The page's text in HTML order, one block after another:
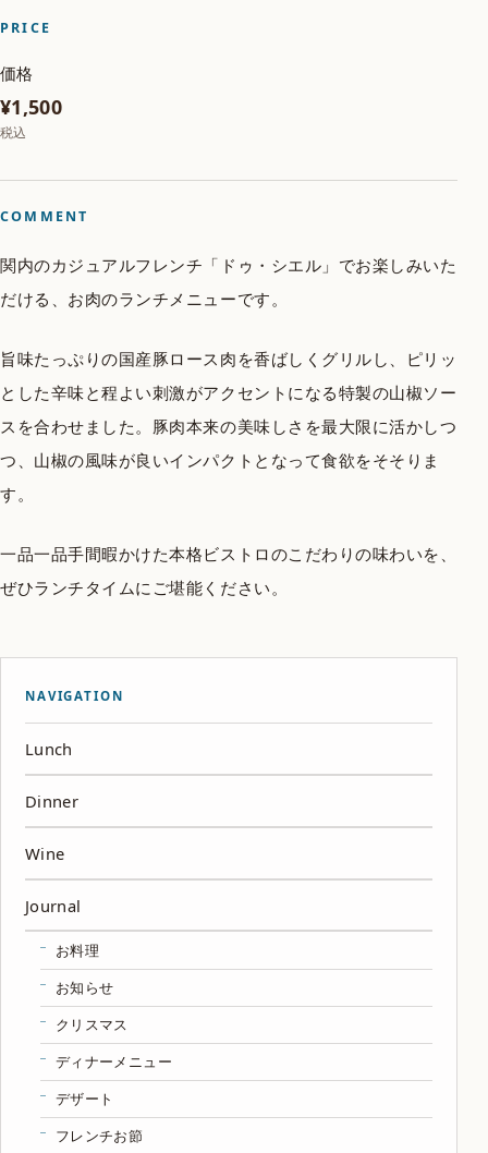
PRICE
価格
¥1,500
税込
COMMENT
関内のカジュアルフレンチ「ドゥ・シエル」でお楽しみいた
だける、お肉のランチメニューです。
旨味たっぷりの国産豚ロース肉を香ばしくグリルし、ピリッ
とした辛味と程よい刺激がアクセントになる特製の山椒ソー
スを合わせました。豚肉本来の美味しさを最大限に活かしつ
つ、山椒の風味が良いインパクトとなって食欲をそそりま
す。
一品一品手間暇かけた本格ビストロのこだわりの味わいを、
ぜひランチタイムにご堪能ください。
NAVIGATION
Lunch
Dinner
Wine
Journal
お料理
お知らせ
クリスマス
ディナーメニュー
デザート
フレンチお節